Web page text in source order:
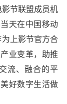
节联盟成员机
天在中国移动
为上影节官方合
业变革，助推
流、融合的平
好数字生活做